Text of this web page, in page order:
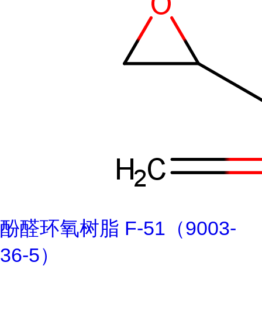
酚醛环氧树脂 F-51（9003-
36-5）